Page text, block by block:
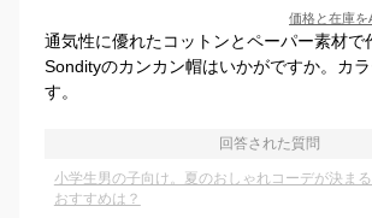
価格と在庫を
通気性に優れたコットンとペーパー素材で
Sondityのカンカン帽はいかがですか。カ
す。
回答された質問
小学生男の子向け。夏のおしゃれコーデが決ま
おすすめは？